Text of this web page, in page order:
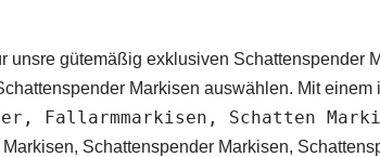
gütemäßig exklusiven Schattenspender
Markisen auswählen. Mit
Fallarmmarkisen, Schatten
Schattenspender Markisen,